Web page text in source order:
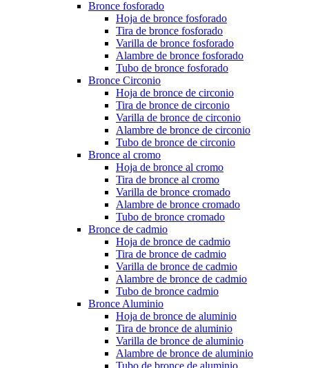
Bronce fosforado
Hoja de bronce fosforado
Tira de bronce fosforado
Varilla de bronce fosforado
Alambre de bronce fosforado
Tubo de bronce fosforado
Bronce Circonio
Hoja de bronce de circonio
Tira de bronce de circonio
Varilla de bronce de circonio
Alambre de bronce de circonio
Tubo de bronce de circonio
Bronce al cromo
Hoja de bronce al cromo
Tira de bronce al cromo
Varilla de bronce cromado
Alambre de bronce cromado
Tubo de bronce cromado
Bronce de cadmio
Hoja de bronce de cadmio
Tira de bronce de cadmio
Varilla de bronce de cadmio
Alambre de bronce de cadmio
Tubo de bronce cadmio
Bronce Aluminio
Hoja de bronce de aluminio
Tira de bronce de aluminio
Varilla de bronce de aluminio
Alambre de bronce de aluminio
Tubo de bronce de aluminio